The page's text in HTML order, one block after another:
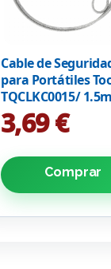
Cable de
para Portátiles
TQCLKC0015/ 1.5m
3,69 €
Comprar